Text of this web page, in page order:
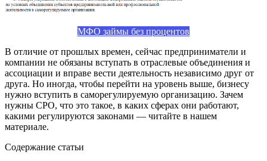
МФО займы без процентов
В отличие от прошлых времен, сейчас предприниматели и
компании не обязаны вступать в отраслевые объединения и
ассоциации и вправе вести деятельность независимо друг от
друга. Но иногда, чтобы перейти на уровень выше, бизнесу
нужно вступить в саморегулируемую организацию. Зачем
нужны СРО, что это такое, в каких сферах они работают,
какими регулируются законами — читайте в нашем
материале.
Содержание статьи